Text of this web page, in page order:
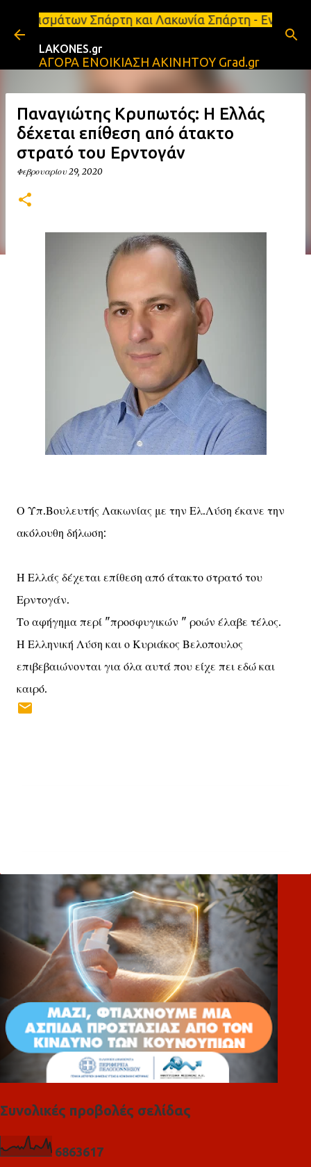
Μετάβαση στο κύριο περιεχόμενο
και Λακωνία Σπάρτη - Ενοικιάζεται
LAKONES.gr
ΑΓΟΡΑ ΕΝΟΙΚΙΑΣΗ ΑΚΙΝΗΤΟΥ Grad.gr
Παναγιώτης Κρυπωτός: Η Ελλάς
δέχεται επίθεση από άτακτο
στρατό του Ερντογάν
Φεβρουαρίου 29, 2020
Ο Υπ.Βουλευτής Λακωνίας με την Ελ.Λύση έκανε την
ακόλουθη δήλωση:
Η Ελλάς δέχεται επίθεση από άτακτο στρατό του
Ερντογάν.
Το αφήγημα περί "προσφυγικών " ροών έλαβε τέλος.
Η Ελληνική Λύση και ο Κυριάκος Βελοπουλος
επιβεβαιώνονται για όλα αυτά που είχε πει εδώ και
καιρό.
λ
Συνολικές προβολές σελίδας
6863617